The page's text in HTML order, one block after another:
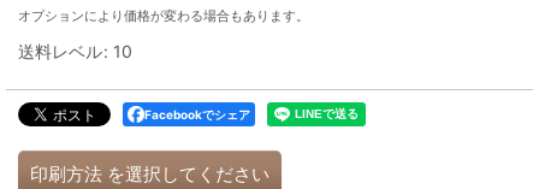
オプションにより価格が変わる場合もあります。
送料レベル: 10
Facebookでシェア
印刷方法 を選択してください